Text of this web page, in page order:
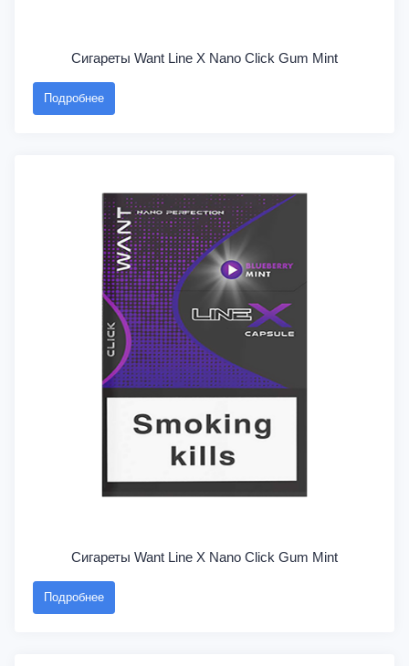
Сигареты Want Line X Nano Click Gum Mint
Подробнее
Сигареты Want Line X Nano Click Gum Mint
Подробнее